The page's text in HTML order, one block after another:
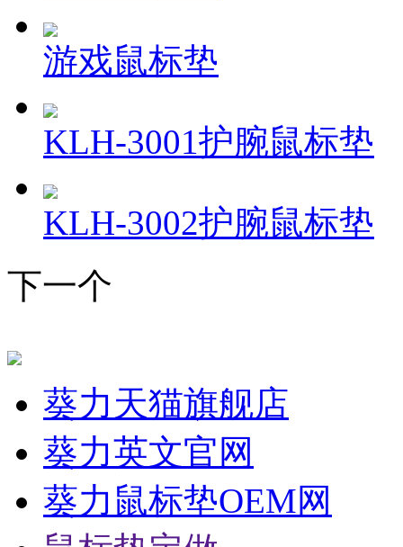
游戏鼠标垫
KLH-3001护腕鼠标垫
KLH-3002护腕鼠标垫
下一个
葵力天猫旗舰店
葵力英文官网
葵力鼠标垫OEM网